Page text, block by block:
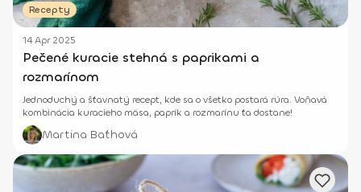
Recepty
14 Apr 2025
Pečené kuracie stehná s paprikami a
rozmarínom
Jednoduchý a šťavnatý recept, kde sa o všetko postará rúra. Voňavá
kombinácia kuracieho mäsa, paprík a rozmarínu ťa dostane!
Martina Baťhová